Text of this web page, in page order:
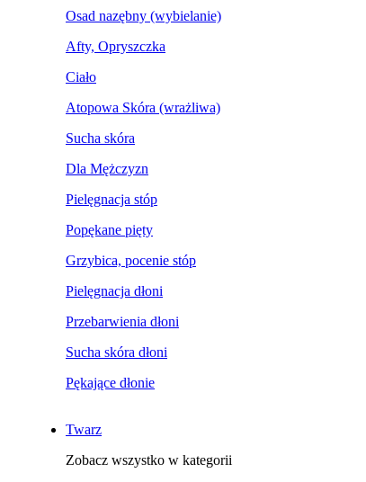
Osad nazębny (wybielanie)
Afty, Opryszczka
Ciało
Atopowa Skóra (wrażliwa)
Sucha skóra
Dla Mężczyzn
Pielęgnacja stóp
Popękane pięty
Grzybica, pocenie stóp
Pielęgnacja dłoni
Przebarwienia dłoni
Sucha skóra dłoni
Pękające dłonie
Twarz
Zobacz wszystko w kategorii